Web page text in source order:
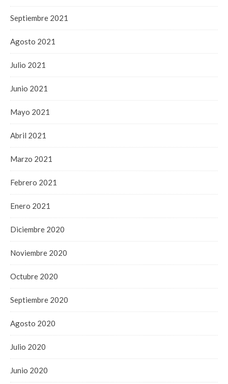
Septiembre 2021
Agosto 2021
Julio 2021
Junio 2021
Mayo 2021
Abril 2021
Marzo 2021
Febrero 2021
Enero 2021
Diciembre 2020
Noviembre 2020
Octubre 2020
Septiembre 2020
Agosto 2020
Julio 2020
Junio 2020